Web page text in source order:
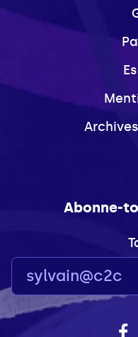
Abonne-